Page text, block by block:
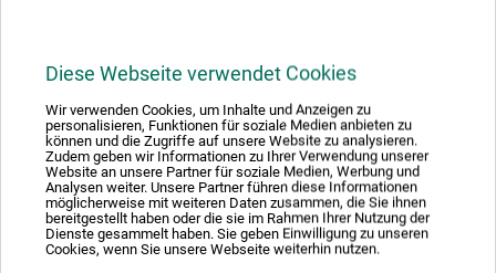
Diese Webseite verwendet Cookies
Wir verwenden Cookies, um Inhalte und Anzeigen zu
personalisieren, Funktionen für soziale Medien anbieten zu
können und die Zugriffe auf unsere Website zu analysieren.
Zudem geben wir Informationen zu Ihrer Verwendung unserer
Website an unsere Partner für soziale Medien, Werbung und
Analysen weiter. Unsere Partner führen diese Informationen
möglicherweise mit weiteren Daten zusammen, die Sie ihnen
bereitgestellt haben oder die sie im Rahmen Ihrer Nutzung der
Dienste gesammelt haben. Sie geben Einwilligung zu unseren
Cookies, wenn Sie unsere Webseite weiterhin nutzen.
forårsage irritation af luftvejene. Kan forårsage
sløvhed eller svimmelhed. Giftig for vandlevende
organismer, med langvarige virkninger. Gentagen
kontakt kan give tør eller revnet hud.